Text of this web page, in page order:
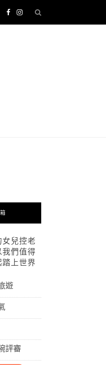
女兒控老
我們值得
上世界
遊
評審